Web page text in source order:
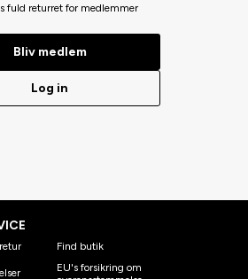
fuld returret for medlemmer
Bliv medlem
Log in
Find butik
EU's forsikring om